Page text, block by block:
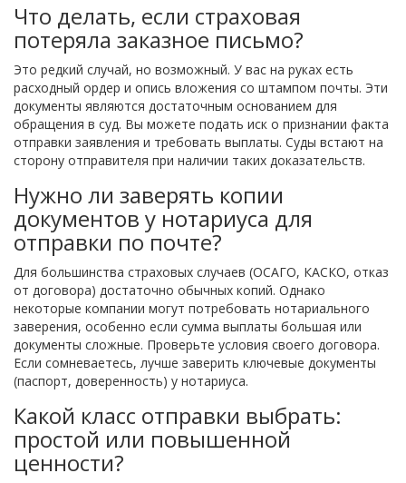
Что делать, если страховая
потеряла заказное письмо?
Это редкий случай, но возможный. У вас на руках есть
расходный ордер и опись вложения со штампом почты. Эти
документы являются достаточным основанием для
обращения в суд. Вы можете подать иск о признании факта
отправки заявления и требовать выплаты. Суды встают на
сторону отправителя при наличии таких доказательств.
Нужно ли заверять копии
документов у нотариуса для
отправки по почте?
Для большинства страховых случаев (ОСАГО, КАСКО, отказ
от договора) достаточно обычных копий. Однако
некоторые компании могут потребовать нотариального
заверения, особенно если сумма выплаты большая или
документы сложные. Проверьте условия своего договора.
Если сомневаетесь, лучше заверить ключевые документы
(паспорт, доверенность) у нотариуса.
Какой класс отправки выбрать:
простой или повышенной
ценности?